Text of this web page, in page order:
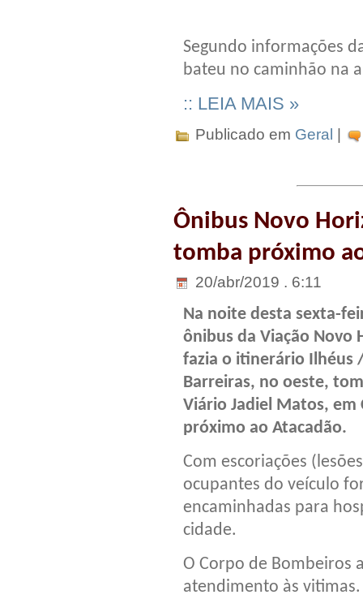
Segundo informações
bateu no caminhão na
:: LEIA MAIS »
Publicado em Geral |
Ônibus Novo
tomba próximo
20/abr/2019 . 6:11
Na noite desta sexta-
ônibus da Viação Novo
fazia o itinerário Ilhéus
Barreiras, no oeste,
Viário Jadiel Matos, em
próximo ao Atacadão.
Com escoriações
ocupantes do veículo
encaminhadas para
cidade.
O Corpo de Bombeiros
atendimento às